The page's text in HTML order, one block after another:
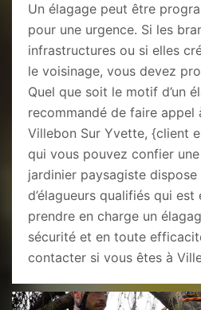
Un élagage peut être
pour une urgence. Si les
infrastructures ou si elles
le voisinage, vous devez
Quel que soit le motif d’un
recommandé de faire appel
Villebon Sur Yvette, {client
qui vous pouvez confier
jardinier paysagiste dispose
d’élagueurs qualifiés qui est
prendre en charge un
sécurité et en toute
contacter si vous êtes à